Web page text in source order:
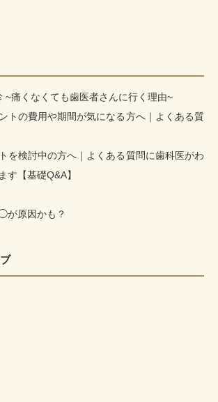
~痛くなくても歯医者さんに行く理由~
トの費用や期間が気になる方へ｜よくある質
を検討中の方へ｜よくある質問に歯科医がわ
す【基礎Q&A】
が原因かも？